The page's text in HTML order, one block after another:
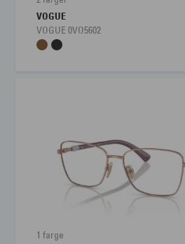
VOGUE
VOGUE 0VO5602
1 farge